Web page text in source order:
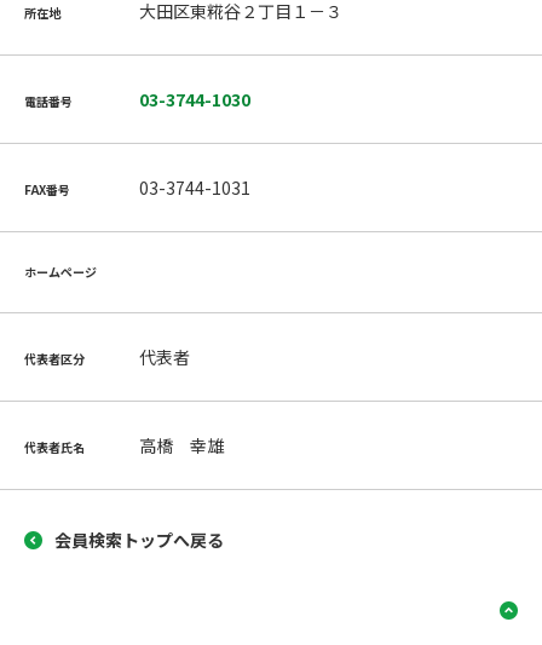
所在地 大田区東糀谷２丁目１－３
電話番号 03-3744-1030
FAX番号 03-3744-1031
ホームページ
代表者区分 代表者
代表者氏名 高橋 幸雄
会員検索トップへ戻る